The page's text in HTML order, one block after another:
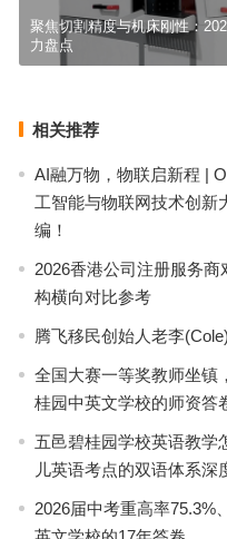
聚焦切割精度与机床刚性：
力盘点
相关推荐
AI融万物，物联启新程 |
工智能与物联网技术创新
编！
2026香港公司注册服务
构横向对比参考
腾飞移民创始人老李(Cole)
全国大赛一等奖教师坐镇
桂园中英文学校的师资答
五邑碧桂园学校英语教学
儿英语考点的双语体系深
2026届中考重高率75.3%